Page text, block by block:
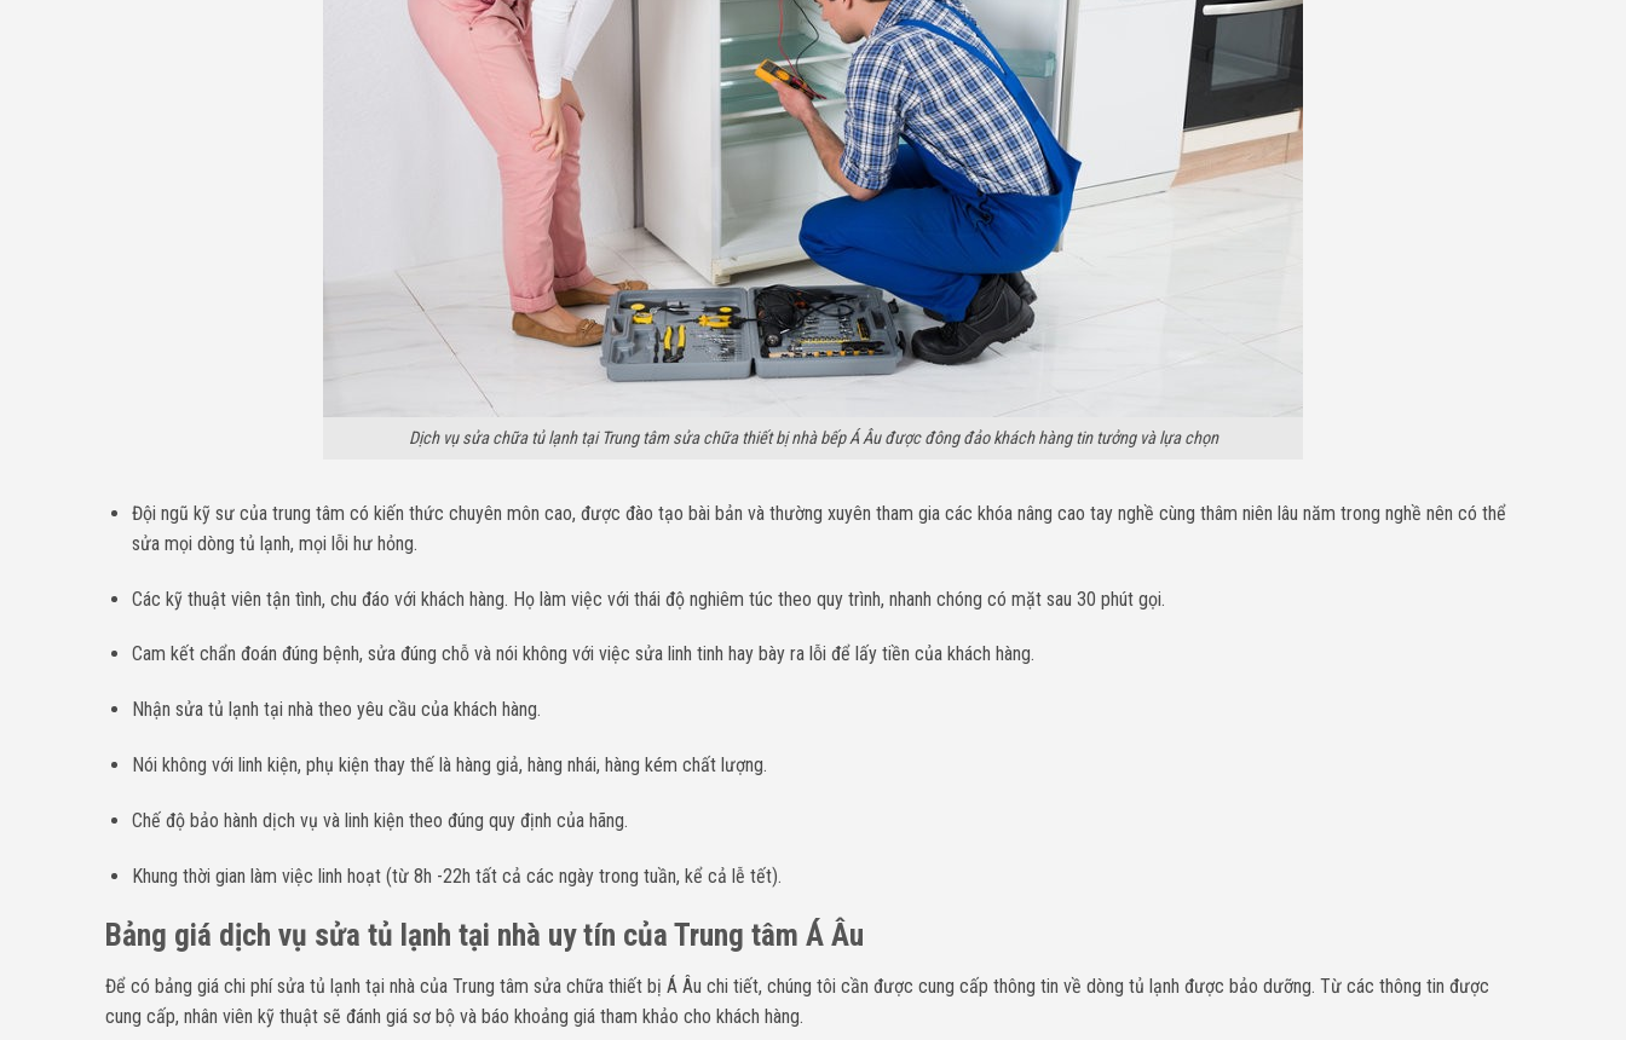
Dịch vụ sửa chữa tủ lạnh tại Trung tâm sửa chữa thiết bị nhà bếp Á Âu được đông đảo khách hàng tin tưởng và lựa chọn
Đội ngũ kỹ sư của trung tâm có kiến thức chuyên môn cao, được đào tạo bài bản và thường xuyên tham gia các khóa nâng cao tay nghề cùng thâm niên lâu năm trong nghề nên có thể
sửa mọi dòng tủ lạnh, mọi lỗi hư hỏng.
Các kỹ thuật viên tận tình, chu đáo với khách hàng. Họ làm việc với thái độ nghiêm túc theo quy trình, nhanh chóng có mặt sau 30 phút gọi.
Cam kết chẩn đoán đúng bệnh, sửa đúng chỗ và nói không với việc sửa linh tinh hay bày ra lỗi để lấy tiền của khách hàng.
Nhận sửa tủ lạnh tại nhà theo yêu cầu của khách hàng.
Nói không với linh kiện, phụ kiện thay thế là hàng giả, hàng nhái, hàng kém chất lượng.
Chế độ bảo hành dịch vụ và linh kiện theo đúng quy định của hãng.
Khung thời gian làm việc linh hoạt (từ 8h -22h tất cả các ngày trong tuần, kể cả lễ tết).
Bảng giá dịch vụ sửa tủ lạnh tại nhà uy tín của Trung tâm Á Âu
Để có bảng giá chi phí sửa tủ lạnh tại nhà của Trung tâm sửa chữa thiết bị Á Âu chi tiết, chúng tôi cần được cung cấp thông tin về dòng tủ lạnh được bảo dưỡng. Từ các thông tin được
cung cấp, nhân viên kỹ thuật sẽ đánh giá sơ bộ và báo khoảng giá tham khảo cho khách hàng.